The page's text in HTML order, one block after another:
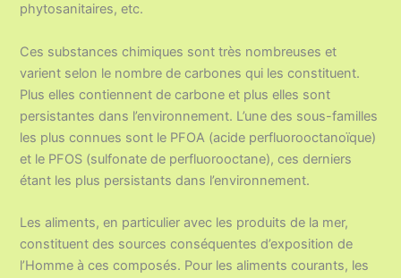
phytosanitaires, etc.
Ces substances chimiques sont très nombreuses et
varient selon le nombre de carbones qui les constituent.
Plus elles contiennent de carbone et plus elles sont
persistantes dans l’environnement. L’une des sous-familles
les plus connues sont le PFOA (acide perfluorooctanoïque)
et le PFOS (sulfonate de perfluorooctane), ces derniers
étant les plus persistants dans l’environnement.
Les aliments, en particulier avec les produits de la mer,
constituent des sources conséquentes d’exposition de
l’Homme à ces composés. Pour les aliments courants, les